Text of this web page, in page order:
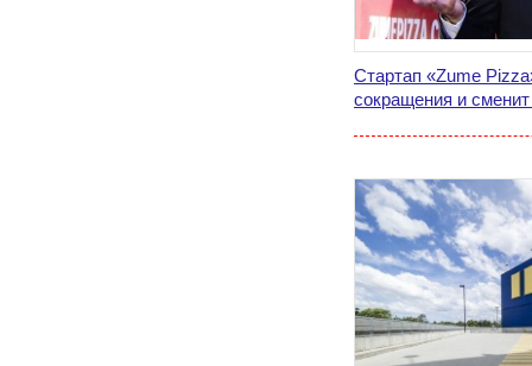
Стартап «Zume
сокращения и